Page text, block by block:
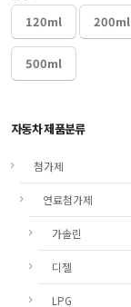
120ml
200ml
500ml
자동차 제품분류
첨가제
연료첨가제
가솔린
디젤
LPG